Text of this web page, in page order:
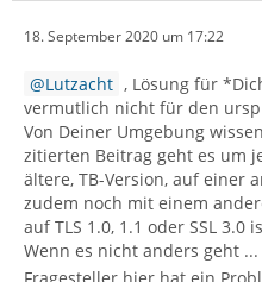
18. September 2020 um 17:22
Lutzacht , Lösung für
vermutlich nicht für den
Von Deiner Umgebung
zitierten Beitrag geht es um
ältere, TB-Version, auf einer
zudem noch mit einem
auf TLS 1.0, 1.1 oder SSL
Wenn es nicht anders geht ...